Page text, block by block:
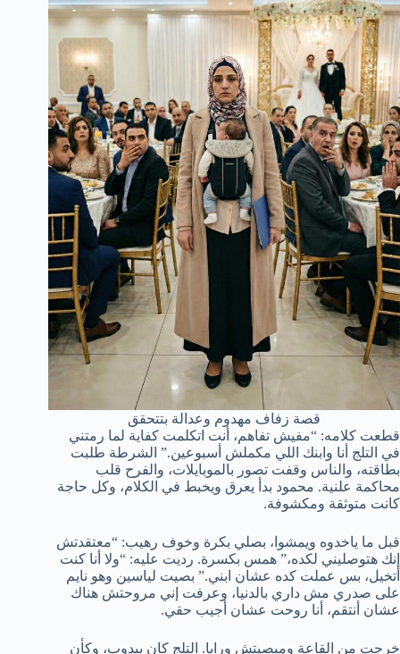
قصة زفاف مهدوم وعدالة بتتحقق
قطعت كلامه: “مفيش تفاهم، أنت اتكلمت كفاية لما رمتني
في التلج أنا وابنك اللي مكملش أسبوعين.” الشرطة طلبت
بطاقته، والناس وقفت تصور بالموبايلات، والفرح قلب
محاكمة علنية. محمود بدأ يعرق ويخبط في الكلام، وكل حاجة
كانت متوثقة ومكشوفة.
قبل ما ياخدوه ويمشوا، بصلي بكرة وخوف رهيب: “معتقدتش
إنك هتوصليني لكده،” همس بكسرة. رديت عليه: “ولا أنا كنت
أتخيل، بس عملت كده عشان ابني.” بصيت لياسين وهو نايم
على صدري مش داري بالدنيا، وعرفت إني مروحتش هناك
عشان أنتقم، أنا روحت عشان أجيب حقي.
خرجت من القاعة ومبصيتش ورايا. التلج كان بيدوب، وكأن